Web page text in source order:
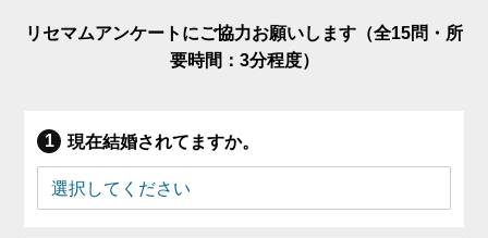
リセマムアンケートにご協力お願いします（全15問・所
要時間：3分程度）
現在結婚されてますか。